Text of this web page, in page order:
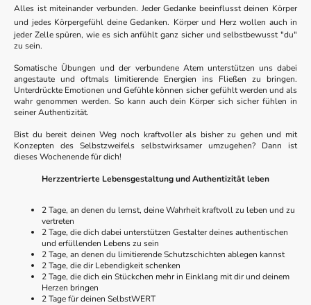
Alles ist miteinander verbunden. Jeder Gedanke beeinflusst deinen Körper
und jedes Körpergefühl deine Gedanken. Körper und Herz wollen auch in
jeder Zelle spüren, wie es sich anfühlt ganz sicher und selbstbewusst "du"
zu sein.
Somatische Übungen und der verbundene Atem unterstützen uns dabei
angestaute und oftmals limitierende Energien ins Fließen zu bringen.
Unterdrückte Emotionen und Gefühle können sicher gefühlt werden und als
wahr genommen werden. So kann auch dein Körper sich sicher fühlen in
seiner Authentizität.
Bist du bereit deinen Weg noch kraftvoller als bisher zu gehen und mit
Konzepten des Selbstzweifels selbstwirksamer umzugehen? Dann ist
dieses Wochenende für dich!
Herzzentrierte Lebensgestaltung und Authentizität leben
2 Tage, an denen du lernst, deine Wahrheit kraftvoll zu leben und zu
vertreten
2 Tage, die dich dabei unterstützen Gestalter deines authentischen
und erfüllenden Lebens zu sein
2 Tage, an denen du limitierende Schutzschichten ablegen kannst
2 Tage, die dir Lebendigkeit schenken
2 Tage, die dich ein Stückchen mehr in Einklang mit dir und deinem
Herzen bringen
2 Tage für deinen SelbstWERT